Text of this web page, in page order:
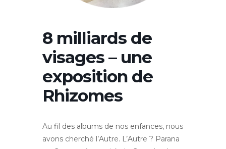
8 milliards de
visages – une
exposition de
Rhizomes
Au fil des albums de nos enfances, nous
avons cherché l’Autre. L’Autre ? Parana